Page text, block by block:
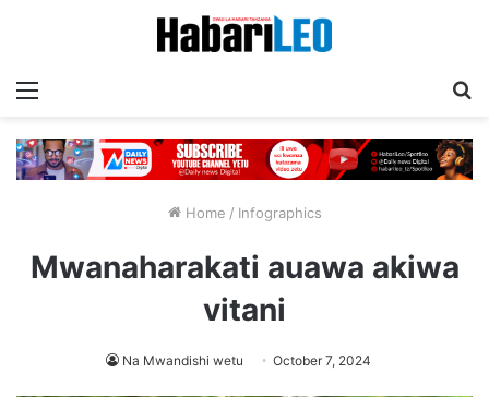
Home / Infographics
Mwanaharakati auawa akiwa
vitani
Na Mwandishi wetu October 7, 2024